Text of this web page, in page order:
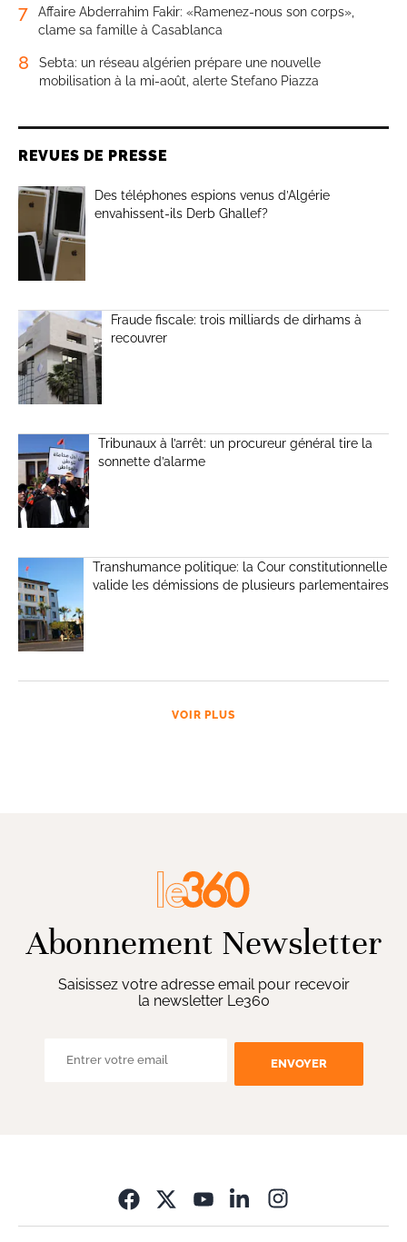
7
Affaire Abderrahim Fakir: «Ramenez-nous son corps»,
clame sa famille à Casablanca
8
Sebta: un réseau algérien prépare une nouvelle
mobilisation à la mi-août, alerte Stefano Piazza
REVUES DE PRESSE
Des téléphones espions venus d’Algérie
envahissent-ils Derb Ghallef?
Fraude fiscale: trois milliards de dirhams à
recouvrer
Tribunaux à l’arrêt: un procureur général tire la
sonnette d’alarme
Transhumance politique: la Cour constitutionnelle
valide les démissions de plusieurs parlementaires
VOIR PLUS
Abonnement Newsletter
Saisissez votre adresse email pour recevoir
la newsletter Le360
ENVOYER